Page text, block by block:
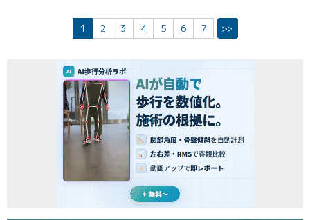
1 2 3 4 5 6 7 >>